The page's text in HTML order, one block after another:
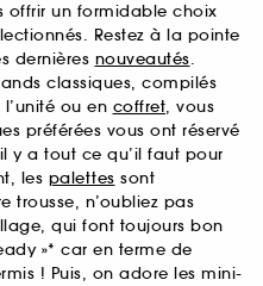
offrir un formidable choix
Restez à la pointe
dernières nouveautés.
classiques, compilés
l’unité ou en coffret, vous
préférées vous ont réservé
y a tout ce qu’il faut pour
les palettes sont
trousse, n’oubliez pas
qui font toujours bon
»* car en terme de
! Puis, on adore les mini-